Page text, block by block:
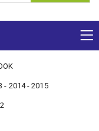
- 2014 - 2015